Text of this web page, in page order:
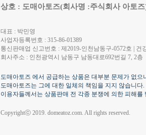
상호 : 도매아토즈(회사명 :주식회사 아토
대표 : 박민영
사업자등록번호 : 315-86-01389
통신판매업 신고번호 : 제2019-인천남동구-0572호 | 건
회사주소 : 인천광역시 남동구 남동대로692번길 7, 2층
도매아토즈 에서 공급하는 상품은 대부분 문제가 없
도매아토즈는 그에 대한 일체의 책임을 지지 않습니다.
이용자들께서는 상품판매 전 각종 분쟁에 의한 피해
Copyrightⓒ 2019. domeatoz.com. All rights reserved.